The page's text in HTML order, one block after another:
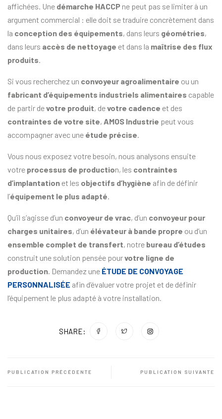
affichées. Une démarche HACCP ne peut pas se limiter à un
argument commercial : elle doit se traduire concrètement dans
la conception des équipements, dans leurs géométries,
dans leurs accès de nettoyage et dans la maîtrise des flux
produits.
Si vous recherchez un convoyeur agroalimentaire ou un
fabricant d’équipements industriels alimentaires capable
de partir devotre produit, devotre cadence et des
contraintes de votre site, AMOS Industrie peut vous
accompagner avec une étude précise.
Vous nous exposez votre besoin, nous analysons ensuite
votre processus de production, les contraintes
d’implantation et les objectifs d’hygiène afin de définir
l’équipement le plus adapté.
Qu’il s’agisse d’un convoyeur de vrac, d’un convoyeur pour
charges unitaires, d’un élévateur à bande propre ou d’un
ensemble complet de transfert, notre bureau d’études
construit une solution pensée pourvotre ligne de
production. Demandez une ÉTUDE DE CONVOYAGE
PERSONNALISÉE afin d’évaluer votre projet et de définir
l’équipement le plus adapté à votre installation.
SHARE:
PUBLICATION PRÉCÉDENTE PUBLICATION SUIVANTE